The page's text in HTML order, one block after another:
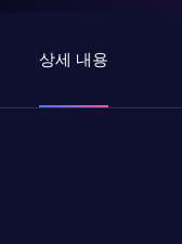
상세 내용